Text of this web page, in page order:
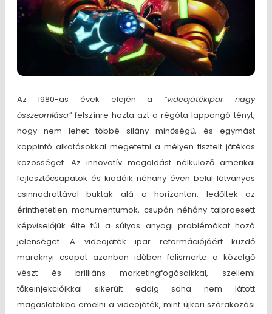
Az 1980-as évek elején a “videojátékipar nagy
összeomlása”felszínre hozta azt a régóta lappangó tényt,
hogy nem lehet többé silány minőségű, és egymást
koppintó alkotásokkal megetetni a mélyen tisztelt játékos
közösséget. Az innovatív megoldást nélkülöző amerikai
fejlesztőcsapatok és kiadóik néhány éven belül látványos
csinnadrattával buktak alá a horizonton: ledőltek az
érinthetetlen monumentumok, csupán néhány talpraesett
képviselőjük élte túl a súlyos anyagi problémákat hozó
jelenséget. A videojáték ipar reformációjáért küzdő
maroknyi csapat azonban időben felismerte a közelgő
vészt és brilliáns marketingfogásaikkal, szellemi
tőkeinjekcióikkal sikerült eddig soha nem látott
magaslatokba emelni a videojáték, mint újkori szórakozási